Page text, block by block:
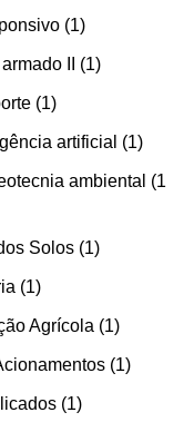
1
II 1
1
artificial 1
ambiental 1
Solos 1
1
Agrícola 1
1
1